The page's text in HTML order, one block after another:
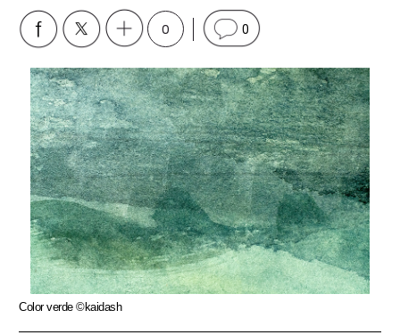
0 0
Color verde ©kaidash